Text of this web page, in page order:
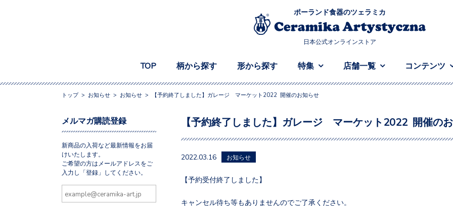
ポーランド食器のツェラミカ
日本公式オンラインストア
TOP 柄から探す 形から探す 特集 店舗一覧 コンテンツ
トップ> お知らせ > お知らせ > 【予約終了しました】ガレージ マーケット2022 開催のお知らせ
【予約終了しました】ガレージ マーケット2022 開催の
2022.03.16 お知らせ
【予約受付終了しました】
キャンセル待ち等もありませんのでご了承ください。
メルマガ購読登録
新商品の入荷など最新情報をお届
けいたします。
ご希望の方はメールアドレスをご
入力し「登録」してください。